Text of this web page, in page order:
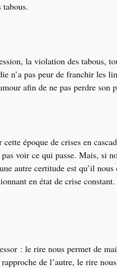
la violation des tabous,
n’a pas peur de franchir les
afin de ne pas perdre son
époque de crises en
voir ce qui passe. Mais, si
autre certitude est qu’il nous
en état de crise
: le rire nous permet de
de l’autre, le rire